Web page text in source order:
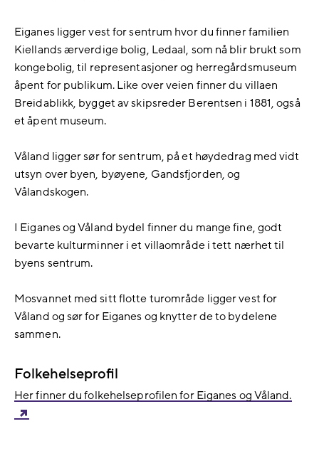
Eiganes ligger vest for sentrum hvor du finner familien
Kiellands ærverdige bolig, Ledaal, som nå blir brukt som
kongebolig, til representasjoner og herregårdsmuseum
åpent for publikum. Like over veien finner du villaen
Breidablikk, bygget av skipsreder Berentsen i 1881, også
et åpent museum.
Våland ligger sør for sentrum, på et høydedrag med vidt
utsyn over byen, byøyene, Gandsfjorden, og
Vålandskogen.
I Eiganes og Våland bydel finner du mange fine, godt
bevarte kulturminner i et villaområde i tett nærhet til
byens sentrum.
Mosvannet med sitt flotte turområde ligger vest for
Våland og sør for Eiganes og knytter de to bydelene
sammen.
Folkehelseprofil
Her finner du folkehelseprofilen for Eiganes og Våland.